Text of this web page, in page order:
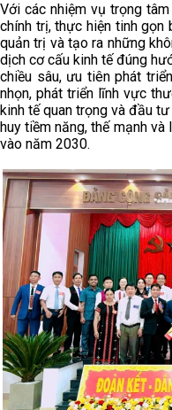
Với các nhiệm vụ trọng
chính trị, thực hiện tinh gọn
quản trị và tạo ra những
dịch cơ cấu kinh tế đúng
chiều sâu, ưu tiên phát
nhọn, phát triển lĩnh vực
kinh tế quan trọng và đầu
huy tiềm năng, thế mạnh
vào năm 2030.